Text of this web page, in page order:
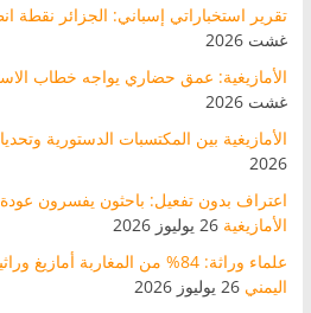
تقرير استخباراتي إسباني: الجزائر نقطة
غشت 2026
الأمازيغية: عمق حضاري يواجه خطاب
غشت 2026
الأمازيغية بين المكتسبات الدستورية
2026
اعتراف بدون تفعيل: باحثون يفسرون
الأمازيغية 26 يوليوز 2026
علماء وراثة: 84% من المغاربة
اليمني 26 يوليوز 2026